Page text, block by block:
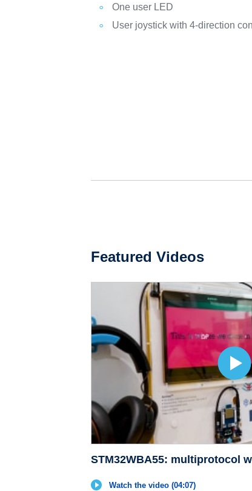
One user LED
User joystick with 4-direction
Featured Videos
STM32WBA55: multiprotocol
Watch the video (04:07)